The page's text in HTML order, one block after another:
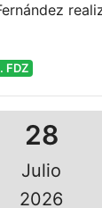
FDZ
28
Julio
2026